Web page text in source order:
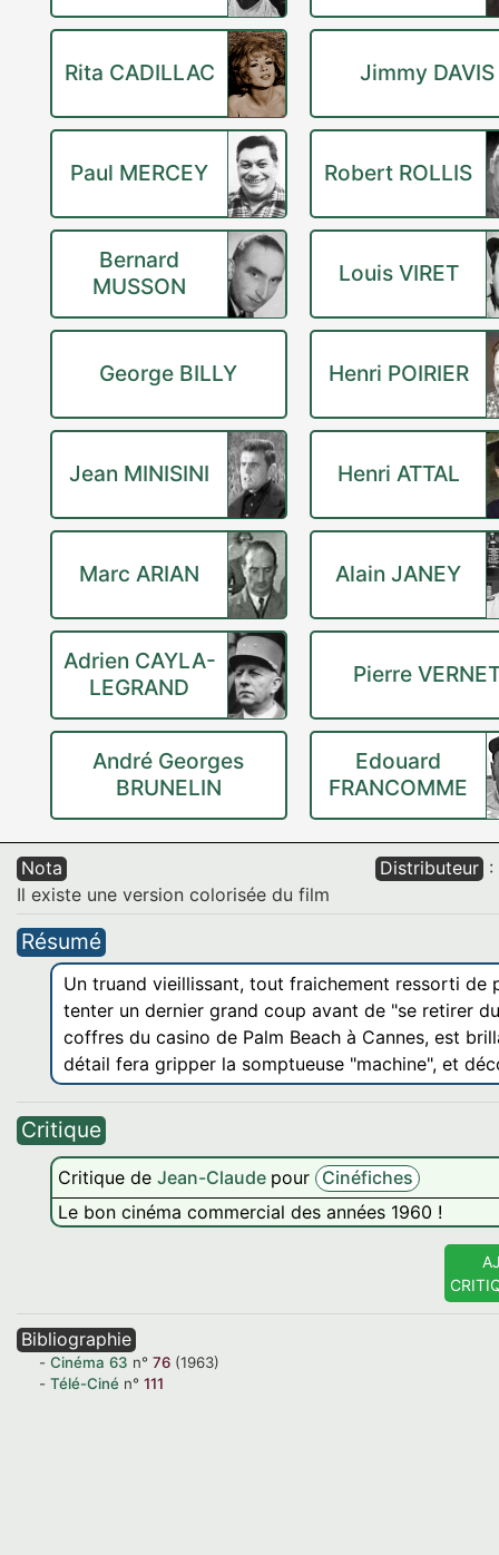
Rita CADILLAC Jimmy DAVIS
Paul MERCEY Robert ROLLIS
Bernard
MUSSON
Louis VIRET
George BILLY Henri POIRIER
Jean MINISINI Henri ATTAL
Marc ARIAN Alain JANEY
Adrien CAYLA-
LEGRAND
Pierre
André Georges
BRUNELIN
Edouard
FRANCOMME
Nota
Il existe une version colorisée du film
Distributeur :
Résumé
Un truand vieillissant, tout fraichement ressorti de
tenter un dernier grand coup avant de "se retirer
coffres du casino de Palm Beach à Cannes, est
détail fera gripper la somptueuse "machine", et
Critique
Critique de Jean-Claude pour Cinéfiches
Le bon cinéma commercial des années 1960 !
Bibliographie
Cinéma 63 n° 76 (1963)
Télé-Ciné n° 111